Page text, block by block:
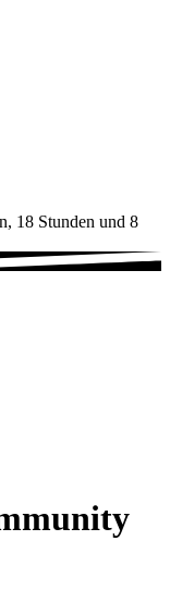
18 Stunden und 8